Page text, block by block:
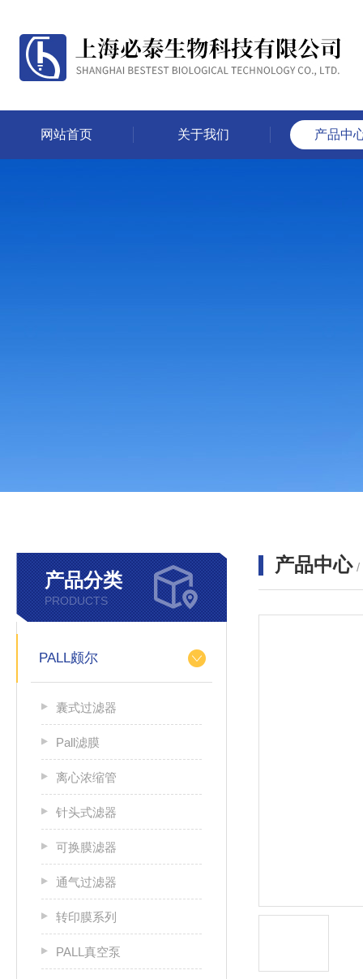
网站首页 关于我们 产品中
产品分类
PRODUCTS
PALL颇尔
囊式过滤器
Pall滤膜
离心浓缩管
针头式滤器
可换膜滤器
通气过滤器
转印膜系列
PALL真空泵
产品中心 /